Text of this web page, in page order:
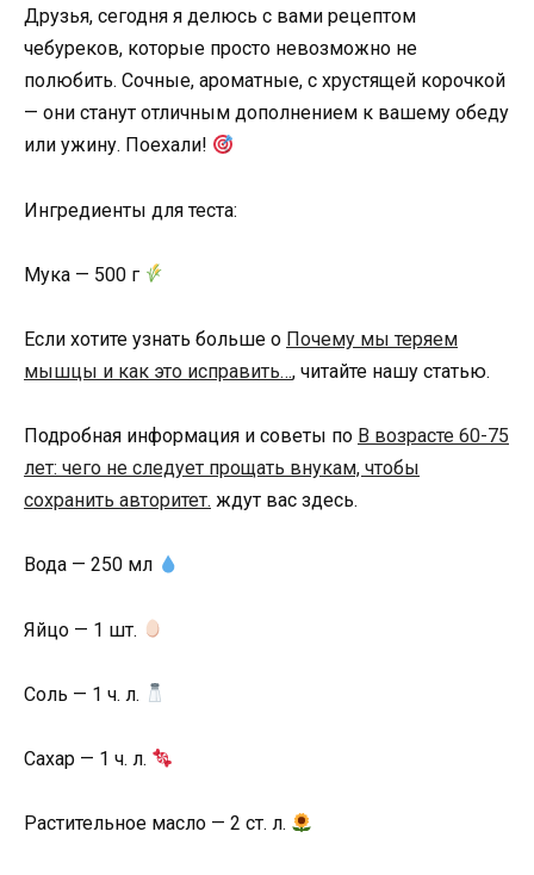
Друзья, сегодня я делюсь с вами рецептом
чебуреков, которые просто невозможно не
полюбить. Сочные, ароматные, с хрустящей корочкой
— они станут отличным дополнением к вашему обеду
или ужину. Поехали!
Ингредиенты для теста:
Мука — 500 г
Если хотите узнать больше о Почему мы теряем
мышцы и как это исправить…, читайте нашу статью.
Подробная информация и советы по В возрасте 60-75
лет: чего не следует прощать внукам, чтобы
сохранить авторитет. ждут вас здесь.
Вода — 250 мл
Яйцо — 1 шт.
Соль — 1 ч. л.
Сахар — 1 ч. л.
Растительное масло — 2 ст. л.